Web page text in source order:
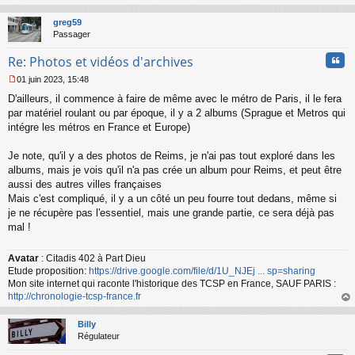
au
greg59
Passager
Re: Photos et vidéos d'archives
e
s
s
e
n
o
n
u
01 juin 2023, 15:48
D'ailleurs, il commence à faire de même avec le métro de Paris, il le fera
par matériel roulant ou par époque, il y a 2 albums (Sprague et Metros qui
intégre les métros en France et Europe)
Je note, qu'il y a des photos de Reims, je n'ai pas tout exploré dans les
albums, mais je vois qu'il n'a pas crée un album pour Reims, et peut être
aussi des autres villes françaises
Mais c'est compliqué, il y a un côté un peu fourre tout dedans, même si
je ne récupère pas l'essentiel, mais une grande partie, ce sera déjà pas
mal !
Avatar : Citadis 402 à Part Dieu
Etude proposition: https://drive.google.com/file/d/1U_NJEj ... sp=sharing
Mon site internet qui raconte l'historique des TCSP en France, SAUF PARIS :
http://chronologie-tcsp-france.fr
au
Billy
Régulateur